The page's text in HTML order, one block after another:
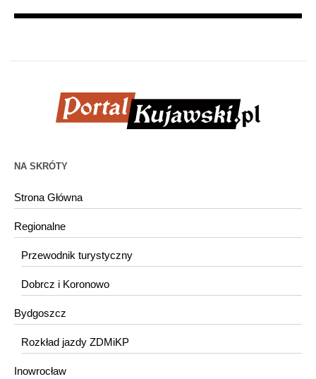
NA SKRÓTY
Strona Główna
Regionalne
Przewodnik turystyczny
Dobrcz i Koronowo
Bydgoszcz
Rozkład jazdy ZDMiKP
Inowrocław